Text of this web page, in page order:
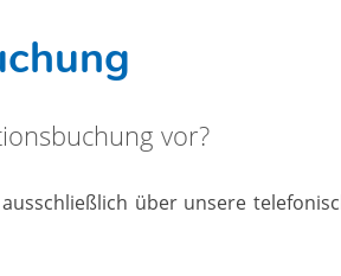
vor?
über unsere